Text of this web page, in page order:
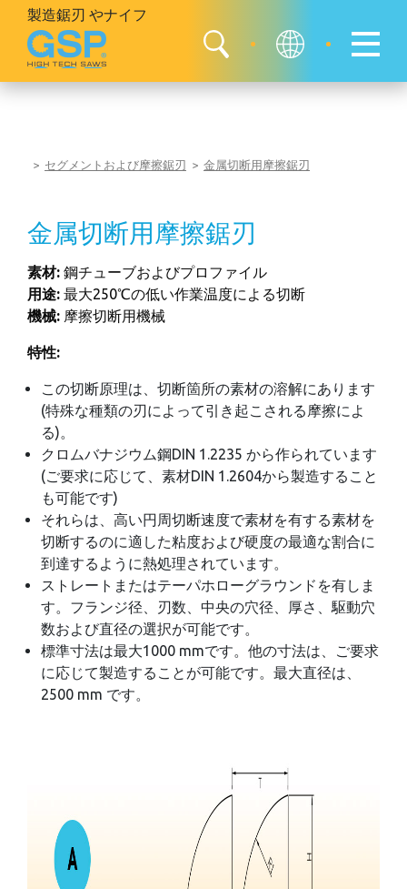
製造鋸刃 やナイフ
セグメントおよび摩擦鋸刃 金属切断用摩擦鋸刃
金属切断用摩擦鋸刃
素材: 鋼チューブおよびプロファイル
用途: 最大250℃の低い作業温度による切断
機械: 摩擦切断用機械
特性:
この切断原理は、切断箇所の素材の溶解にあります
(特殊な種類の刃によって引き起こされる摩擦によ
る)。
クロムバナジウム鋼DIN 1.2235 から作られています
(ご要求に応じて、素材DIN 1.2604から製造すること
も可能です)
それらは、高い円周切断速度で素材を有する素材を
切断するのに適した粘度および硬度の最適な割合に
到達するように熱処理されています。
ストレートまたはテーパホローグラウンドを有しま
す。フランジ径、刃数、中央の穴径、厚さ、駆動穴
数および直径の選択が可能です。
標準寸法は最大1000 mmです。他の寸法は、ご要求
に応じて製造することが可能です。最大直径は、
2500 mm です。